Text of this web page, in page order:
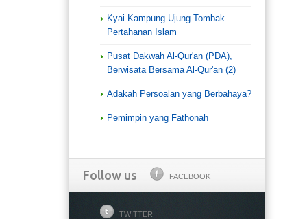
Kyai Kampung Ujung Tombak
Pertahanan Islam
Pusat Dakwah Al-Qur'an (PDA),
Berwisata Bersama Al-Qur'an (2)
Adakah Persoalan yang Berbahaya?
Pemimpin yang Fathonah
Follow us FACEBOOK
TWITTER